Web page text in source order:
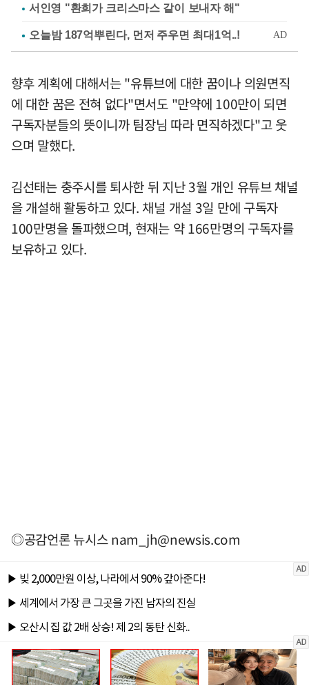
서인영 "환희가 크리스마스 같이 보내자 해"
향후 계획에 대해서는 "유튜브에 대한 꿈이나 의원면직
에 대한 꿈은 전혀 없다"면서도 "만약에 100만이 되면
구독자분들의 뜻이니까 팀장님 따라 면직하겠다"고 웃
으며 말했다.
김선태는 충주시를 퇴사한 뒤 지난 3월 개인 유튜브 채널
을 개설해 활동하고 있다. 채널 개설 3일 만에 구독자
100만명을 돌파했으며, 현재는 약 166만명의 구독자를
보유하고 있다.
◎공감언론 뉴시스nam_jh@newsis.com